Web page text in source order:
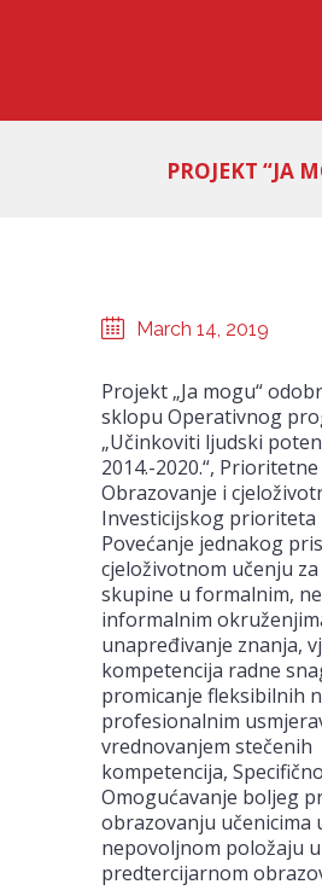
PROJEKT “JA
March 14, 2019
Projekt „Ja mogu“
sklopu Operativnog
„Učinkoviti ljudski
2014.-2020.“, Prioritetne
Obrazovanje i
Investicijskog prioriteta
Povećanje jednakog
cjeloživotnom učenju
skupine u formalnim,
informalnim
unapređivanje znanja,
kompetencija radne
promicanje fleksibilnih
profesionalnim
vrednovanjem stečenih
kompetencija,
Omogućavanje boljeg
obrazovanju učenicima
nepovoljnom položaju u
predtercijarnom